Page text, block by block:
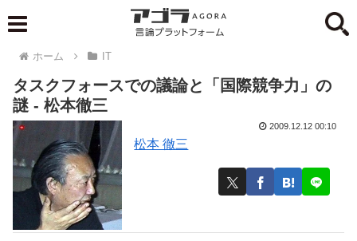
ホーム IT
タスクフォースでの議論と「国際競争力」の
謎 - 松本徹三
松本 徹三
2009.12.12 00:10